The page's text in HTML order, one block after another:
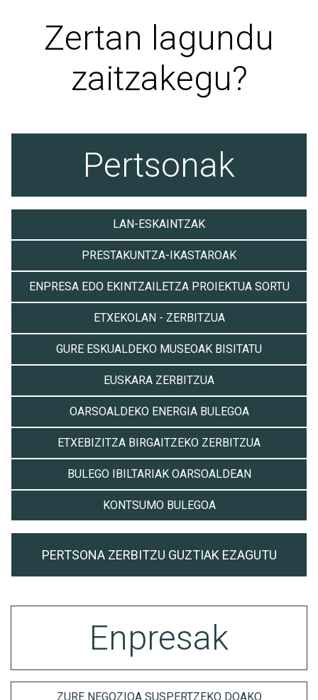
Zertan lagundu
zaitzakegu?
Pertsonak
LAN-ESKAINTZAK
PRESTAKUNTZA-IKASTAROAK
ENPRESA EDO EKINTZAILETZA PROIEKTUA SORTU
ETXEKOLAN - ZERBITZUA
GURE ESKUALDEKO MUSEOAK BISITATU
EUSKARA ZERBITZUA
OARSOALDEKO ENERGIA BULEGOA
ETXEBIZITZA BIRGAITZEKO ZERBITZUA
BULEGO IBILTARIAK OARSOALDEAN
KONTSUMO BULEGOA
PERTSONA ZERBITZU GUZTIAK EZAGUTU
Enpresak
ZURE NEGOZIOA SUSPERTZEKO DOAKO